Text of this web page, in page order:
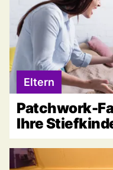
Eltern
Patchwork-
Ihre